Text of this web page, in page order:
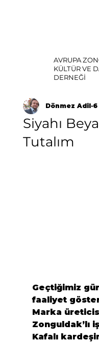
AVRUPA
KÜLTÜR VE
DERNEĞİ
Siyahı
Tutalım
Dönmez Adil 6
Geçtiğimiz
faaliyet
Marka
Zonguldak’lı
Kafalı